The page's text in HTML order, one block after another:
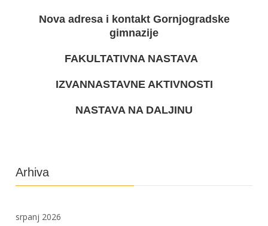
Nova adresa i kontakt Gornjogradske
gimnazije
FAKULTATIVNA NASTAVA
IZVANNASTAVNE AKTIVNOSTI
NASTAVA NA DALJINU
Arhiva
srpanj 2026